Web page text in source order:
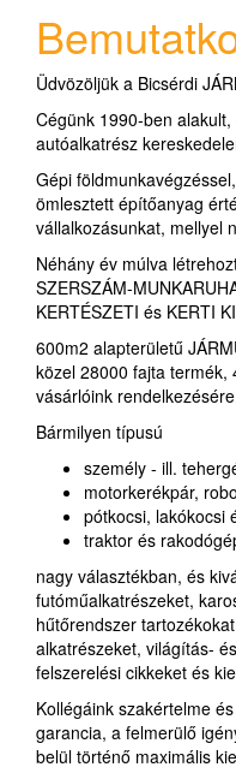
Üdvözöljük a Bicsérdi
Cégünk 1990-ben
autóalkatrész
Gépi
ömlesztett építőanyag
vállalkozásunkat, mellyel
Néhány év múlva
SZERSZÁM-
KERTÉSZETI és KERTI
600m2 alapterületű
közel 28000 fajta termék,
vásárlóink
Bármilyen típusú
személy - ill.
motorkerékpár,
pótkocsi, lakókocsi
traktor és
nagy választékban, és
futóműalkatrészeket,
hűtőrendszer
alkatrészeket, világítás-
felszerelési cikkeket és
Kollégáink szakértelme
garancia, a felmerülő
belül történő maximális